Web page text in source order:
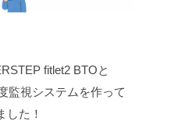
fitlet2 BTOと
監視システムを作って
した！